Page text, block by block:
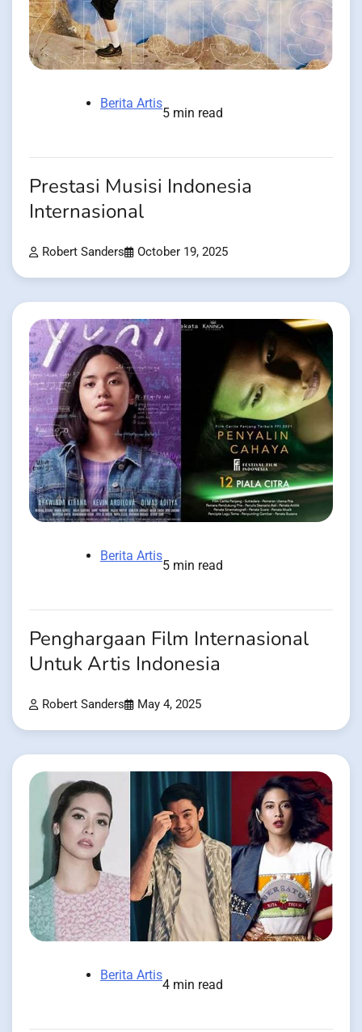
Berita Artis
5 min read
Prestasi Musisi Indonesia
Internasional
Robert Sanders October 19, 2025
Berita Artis
5 min read
Penghargaan Film Internasional
Untuk Artis Indonesia
Robert Sanders May 4, 2025
Berita Artis
4 min read